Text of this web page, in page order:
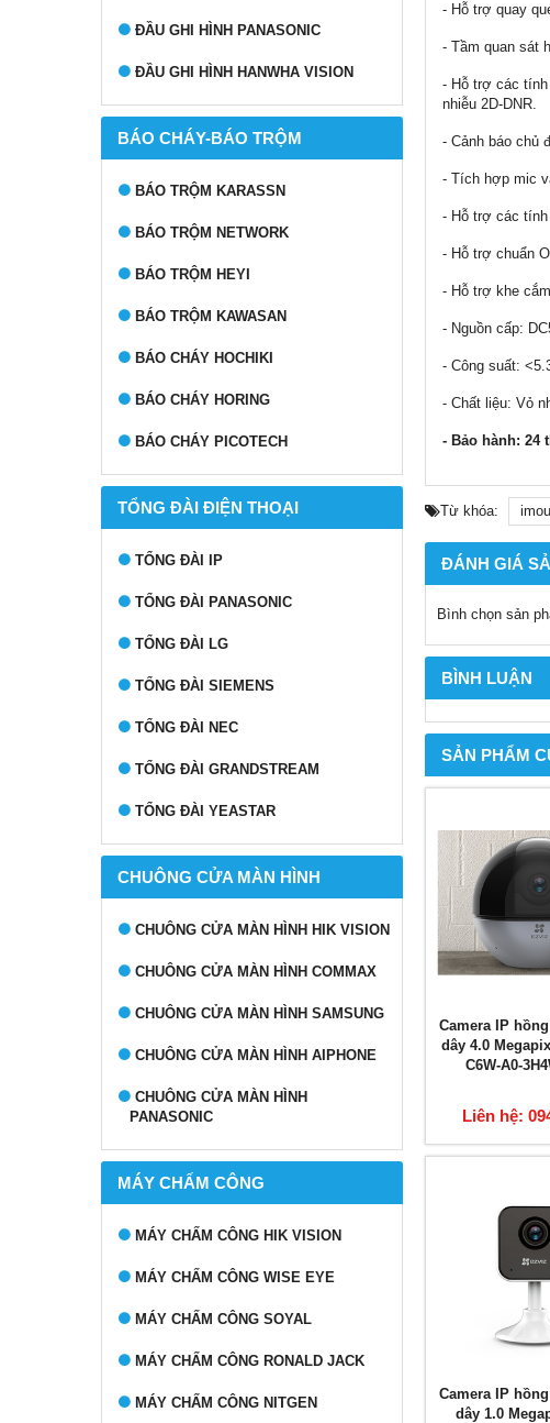
ĐẦU GHI HÌNH PANASONIC
ĐẦU GHI HÌNH HANWHA VISION
BÁO CHÁY-BÁO TRỘM
BÁO TRỘM KARASSN
BÁO TRỘM NETWORK
BÁO TRỘM HEYI
BÁO TRỘM KAWASAN
BÁO CHÁY HOCHIKI
BÁO CHÁY HORING
BÁO CHÁY PICOTECH
TỔNG ĐÀI ĐIỆN THOẠI
TỔNG ĐÀI IP
TỔNG ĐÀI PANASONIC
TỔNG ĐÀI LG
TỔNG ĐÀI SIEMENS
TỔNG ĐÀI NEC
TỔNG ĐÀI GRANDSTREAM
TỔNG ĐÀI YEASTAR
CHUÔNG CỬA MÀN HÌNH
CHUÔNG CỬA MÀN HÌNH HIK VISION
CHUÔNG CỬA MÀN HÌNH COMMAX
CHUÔNG CỬA MÀN HÌNH SAMSUNG
CHUÔNG CỬA MÀN HÌNH AIPHONE
CHUÔNG CỬA MÀN HÌNH
PANASONIC
MÁY CHẤM CÔNG
MÁY CHẤM CÔNG HIK VISION
MÁY CHẤM CÔNG WISE EYE
MÁY CHẤM CÔNG SOYAL
MÁY CHẤM CÔNG RONALD JACK
MÁY CHẤM CÔNG NITGEN
- Hỗ trợ quay
- Tầm quan sát
- Hỗ trợ các tính
nhiễu 2D-DNR.
- Cảnh báo chủ
- Tích hợp mic
- Hỗ trợ các
- Hỗ trợ chuẩn
- Hỗ trợ khe
- Nguồn cấp:
- Công suất:
- Chất liệu: Vỏ
- Bảo hành: 24
Từ khóa: imou
ĐÁNH GIÁ
Bình chọn sản
BÌNH LUẬN
SẢN PHẨM
Camera IP
dây 4.0
C6W-A0-
Liên hệ:
Camera IP
dây 1.0